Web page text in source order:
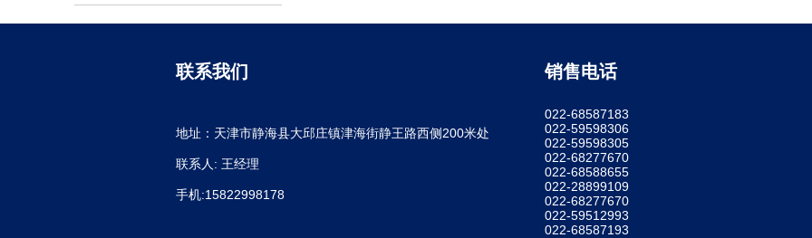
联系我们 销售电话
地址：天津市静海县大邱庄镇津海街静王路西侧200米处
联系人: 王经理
手机:15822998178
022-68587183
022-59598306
022-59598305
022-68277670
022-68588655
022-28899109
022-68277670
022-59512993
022-68587193